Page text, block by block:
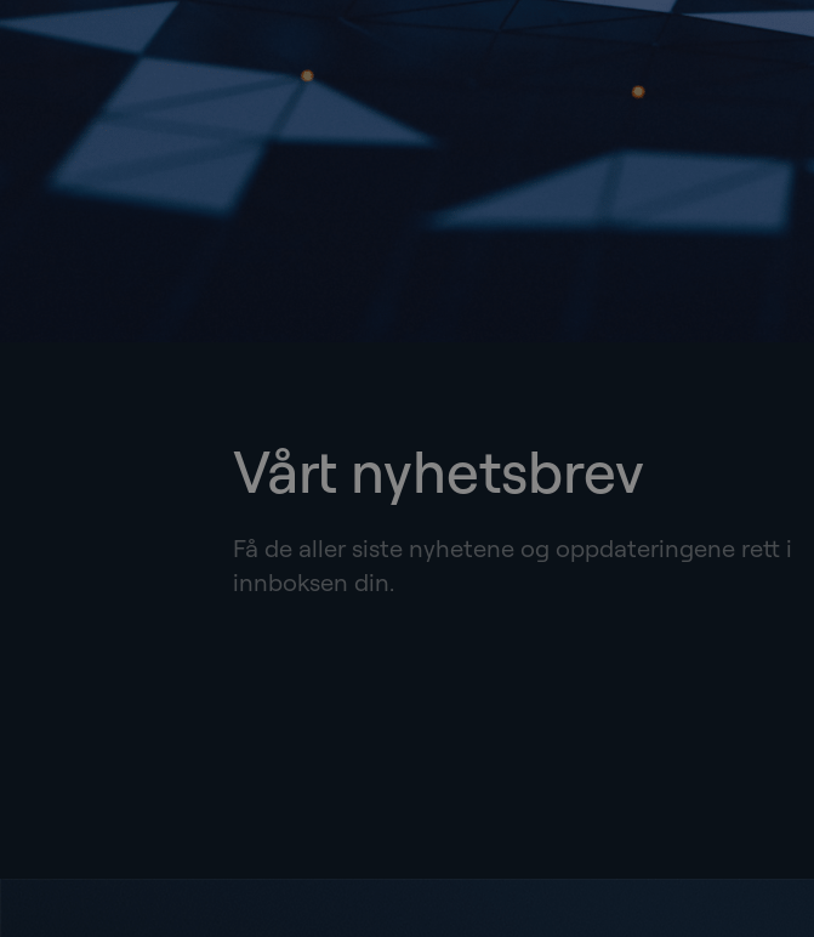
Vårt nyhetsbrev
Få de aller siste nyhetene og oppdateringene rett i
innboksen din.